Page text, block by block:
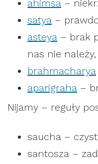
ahimsa –
satya –
asteya – brak
nas nie należy,
brahmacharya
aparigraha –
Nijamy – reguły
saucha –
santosza –